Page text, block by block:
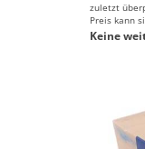
zuletzt
Preis kann
Keine